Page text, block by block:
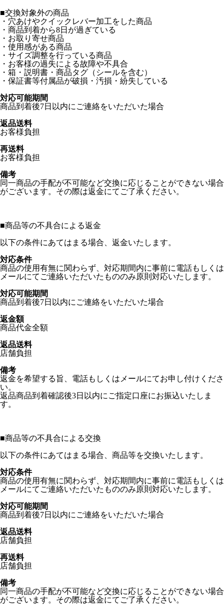
■交換対象外の商品
・穴あけやクイックレバー加工をした商品
・商品到着から8日が過ぎている
・お取り寄せ商品
・使用感がある商品
・サイズ調整を行っている商品
・お客様の過失による故障や不具合
・箱・説明書・商品タグ（シールを含む）
・保証書等付属品が破損・汚損・紛失している
対応可能期間
商品到着後7日以内にご連絡をいただいた場合
返品送料
お客様負担
再送料
お客様負担
備考
同一商品の手配が不可能など交換に応じることができない場合
がございます。その際は返金にてご了承ください。
■商品等の不具合による返金
以下の条件にあてはまる場合、返金いたします。
対応条件
商品の使用有無に関わらず、対応期間内に事前に電話もしくは
メールにてご連絡いただいたもののみ原則対応いたします。
対応可能期間
商品到着後7日以内にご連絡をいただいた場合
返金額
商品代金全額
返品送料
店舗負担
備考
返金を希望する旨、電話もしくはメールにてお申し付けくださ
い。
返品商品到着確認後3日以内にご指定口座にお振込いたしま
す。
■商品等の不具合による交換
以下の条件にあてはまる場合、商品等を交換いたします。
対応条件
商品の使用有無に関わらず、対応期間内に事前に電話もしくは
メールにてご連絡いただいたもののみ原則対応いたします。
対応可能期間
商品到着後7日以内にご連絡をいただいた場合
返品送料
店舗負担
再送料
店舗負担
備考
同一商品の手配が不可能など交換に応じることができない場合
がございます。その際は返金にてご了承ください。